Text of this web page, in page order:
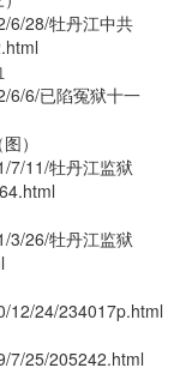
6/28/牡丹江中共
6/6/已陷冤狱十一
）
7/11/牡丹江监狱
3/26/牡丹江监狱
12/24/234017p.html
7/25/205242.html